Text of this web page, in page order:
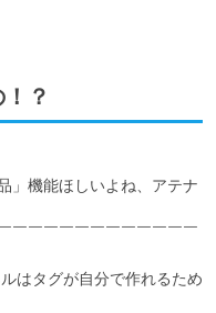
？
」機能ほしいよね、アテナ
￣￣￣￣￣￣￣￣￣￣￣￣
はタグが自分で作れるため